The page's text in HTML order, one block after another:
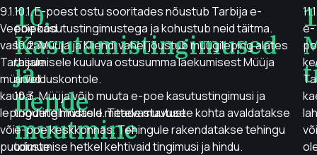
9.1.
Veebipood
vastutab
Tarbijale
müüdud
kauba
lepingutingimustele mittevastavuse
või
puuduste
10.
Kasutamistingimused
ja
nende
muutmine
10.1. E-poest ostu sooritades nõustub Tarbija e-
poe kasutustingimustega ja kohustub neid täitma.
10.2. Müüja ja Kliendi vahel jõustub müügileping alates
tasumisele kuuluva ostusumma laekumisest Müüja
arvelduskontole.
10.3. Müüja võib muuta e-poe kasutustingimusi ja
toodete hindasid. Teade muutuste kohta avaldatakse
e-poe keskkonnas. Tehingule rakendatakse tehingu
toimumise hetkel kehtivaid tingimusi ja hindu.
e-